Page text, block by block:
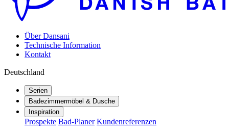
Über Dansani
Technische Information
Kontakt
Deutschland
Serien
Badezimmermöbel & Dusche
Inspiration
Prospekte Bad-Planer Kundenreferenzen